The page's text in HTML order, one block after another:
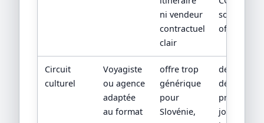
ni vendeur
contractuel
clair
sources
officielles
Circuit
culturel
Voyagiste
ou agence
adaptée
au format
offre trop
générique
pour
Slovénie,
devis
détaillé,
jour par